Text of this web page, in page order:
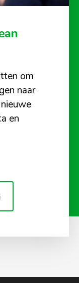
om
naar
en